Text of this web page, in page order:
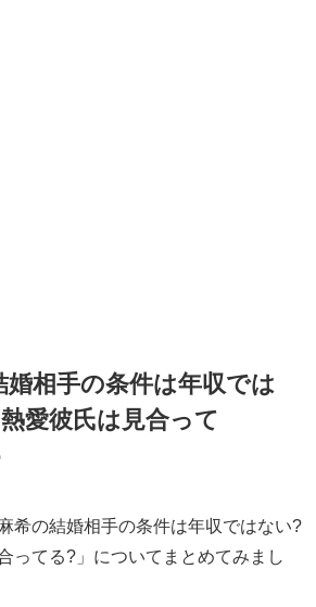
婚相手の条件は年収では
愛彼氏は見合って
希の結婚相手の条件は年収ではない?
ってる?」 についてまとめてみまし